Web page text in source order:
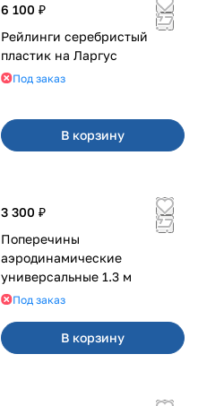
6 100 ₽
Рейлинги серебристый
пластик на Ларгус
Под заказ
В корзину
3 300 ₽
Поперечины
аэродинамические
универсальные 1.3 м
Под заказ
В корзину